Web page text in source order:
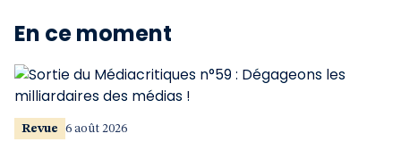
En ce moment
Revue 6 août 2026